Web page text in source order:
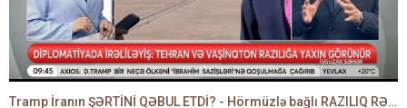
Tramp İranın ŞƏRTİNİ QƏBUL ETDİ? - Hörmüzlə bağlı RAZILIQ RƏSMƏN AÇIQLANIR -BAKİR HƏDƏNBƏYLİ danışır